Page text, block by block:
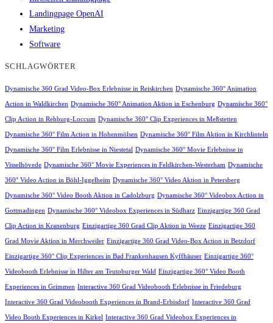
Landingpage OpenAI
Marketing
Software
SCHLAGWÖRTER
Dynamische 360 Grad Video-Box Erlebnisse in Reiskirchen Dynamische 360° Animation
Action in Waldkirchen Dynamische 360° Animation Aktion in Eschenburg Dynamische 360°
Clip Action in Rehburg-Loccum Dynamische 360° Clip Experiences in Meßstetten
Dynamische 360° Film Action in Hohenmölsen Dynamische 360° Film Aktion in Kirchlinteln
Dynamische 360° Film Erlebnisse in Niestetal Dynamische 360° Movie Erlebnisse in
Visselhövede Dynamische 360° Movie Experiences in Feldkirchen-Westerham Dynamische
360° Video Action in Böhl-Iggelheim Dynamische 360° Video Aktion in Petersberg
Dynamische 360° Video Booth Aktion in Cadolzburg Dynamische 360° Videobox Action in
Gottmadingen Dynamische 360° Videobox Experiences in Südharz Einzigartige 360 Grad
Clip Action in Kranenburg Einzigartige 360 Grad Clip Aktion in Weeze Einzigartige 360
Grad Movie Aktion in Merchweiler Einzigartige 360 Grad Video-Box Action in Betzdorf
Einzigartige 360° Clip Experiences in Bad Frankenhausen Kyffhäuser Einzigartige 360°
Videobooth Erlebnisse in Hilter am Teutoburger Wald Einzigartige 360° Video Booth
Experiences in Grimmen Interactive 360 Grad Videobooth Erlebnisse in Friedeburg
Interactive 360 Grad Videobooth Experiences in Brand-Erbisdorf Interactive 360 Grad
Video Booth Experiences in Kirkel Interactive 360 Grad Videobox Experiences in